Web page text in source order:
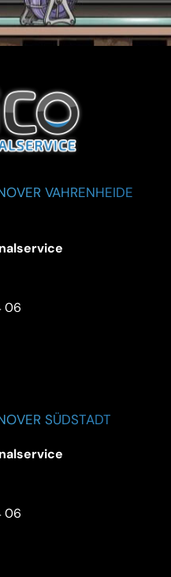
VAHRENHEIDE
06
SÜDSTADT
06